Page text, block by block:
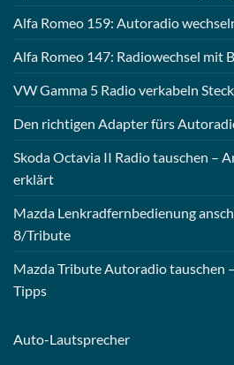
Alfa Romeo 159: Autoradio
Alfa Romeo 147: Radiowechsel mit
VW Gamma 5 Radio verkabeln
Den richtigen Adapter fürs
Skoda Octavia II Radio tauschen –
erklärt
Mazda Lenkradfernbedienung
8/Tribute
Mazda Tribute Autoradio tauschen
Tipps
Auto-Lautsprecher